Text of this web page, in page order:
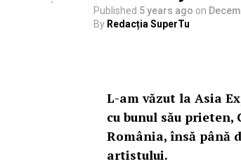
Published 5 years ago on
By Redacția SuperTu
L-am văzut la Asia
cu bunul său
România, însă până
artistului.